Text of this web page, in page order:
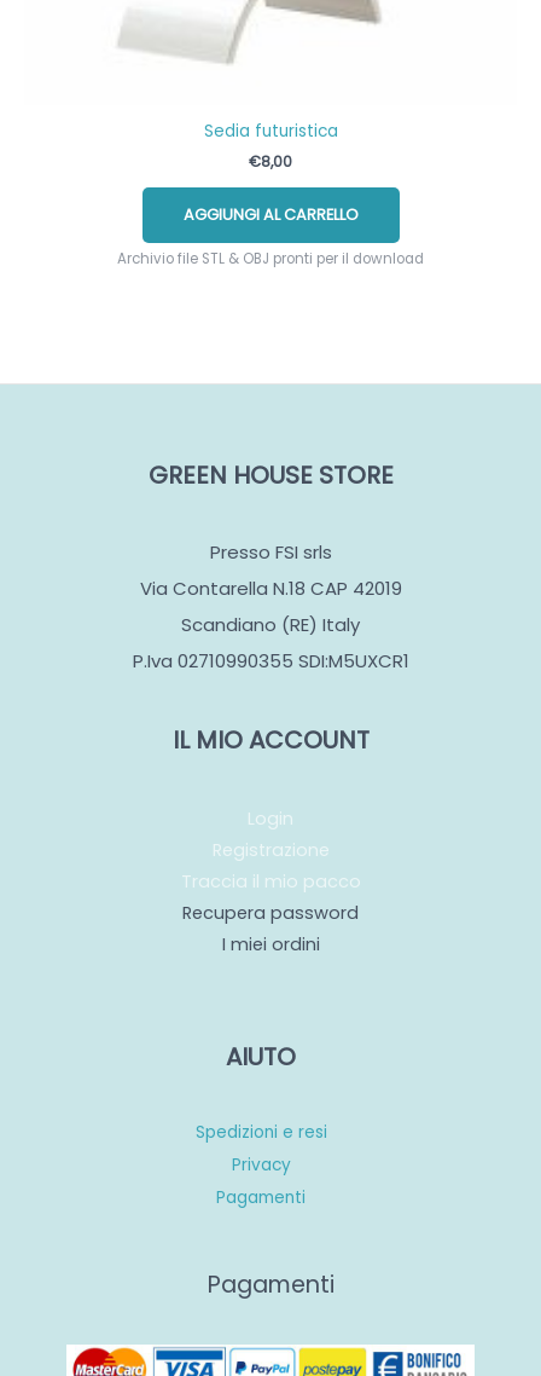
Sedia futuristica
€8,00
AGGIUNGI AL CARRELLO
Archivio file STL & OBJ pronti per il download
GREEN HOUSE STORE
Presso FSI srls
Via Contarella N.18 CAP 42019
Scandiano (RE) Italy
P.Iva 02710990355 SDI:M5UXCR1
IL MIO ACCOUNT
Login
Registrazione
Traccia il mio pacco
Recupera password
I miei ordini
AIUTO
Spedizioni e resi
Privacy
Pagamenti
Pagamenti